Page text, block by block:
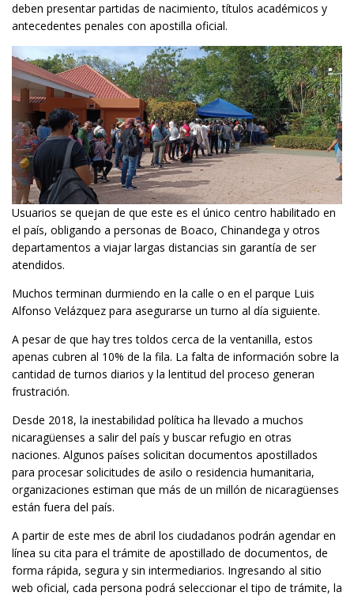
deben presentar partidas de nacimiento, títulos académicos y
antecedentes penales con apostilla oficial.
Usuarios se quejan de que este es el único centro habilitado en
el país, obligando a personas de Boaco, Chinandega y otros
departamentos a viajar largas distancias sin garantía de ser
atendidos.
Muchos terminan durmiendo en la calle o en el parque Luis
Alfonso Velázquez para asegurarse un turno al día siguiente.
A pesar de que hay tres toldos cerca de la ventanilla, estos
apenas cubren al 10% de la fila. La falta de información sobre la
cantidad de turnos diarios y la lentitud del proceso generan
frustración.
Desde 2018, la inestabilidad política ha llevado a muchos
nicaragüenses a salir del país y buscar refugio en otras
naciones. Algunos países solicitan documentos apostillados
para procesar solicitudes de asilo o residencia humanitaria,
organizaciones estiman que más de un millón de nicaragüenses
están fuera del país.
A partir de este mes de abril los ciudadanos podrán agendar en
línea su cita para el trámite de apostillado de documentos, de
forma rápida, segura y sin intermediarios. Ingresando al sitio
web oficial, cada persona podrá seleccionar el tipo de trámite, la